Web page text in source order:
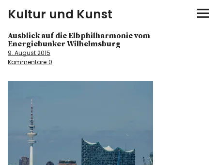
Kultur und Kunst
kultur & kunst
Ausstellungen
Konzerte
Museen bei…
Ausblick auf die Elbphilharmonie vom
Energiebunker Wilhelmsburg
9. August 2015
Kommentare 0